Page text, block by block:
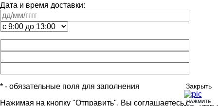
Дата и время доставки:
* - обязательные поля для заполнения
Нажимая на кнопку "Отправить", Вы соглашаетесь с
Закрыть
НАЖМИТЕ